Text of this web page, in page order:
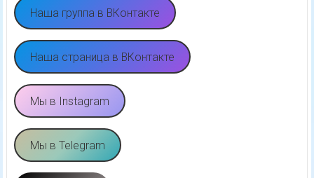
Наша группа в ВКонтакте
Наша страница в ВКонтакте
Мы в Instagram
Мы в Telegram